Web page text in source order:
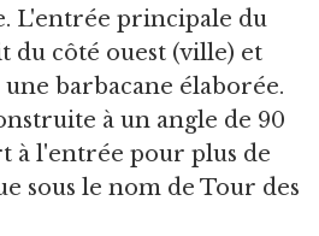
L'entrée principale du
du côté ouest (ville) et
barbacane élaborée.
à un angle de 90
à l'entrée pour plus de
sous le nom de Tour des